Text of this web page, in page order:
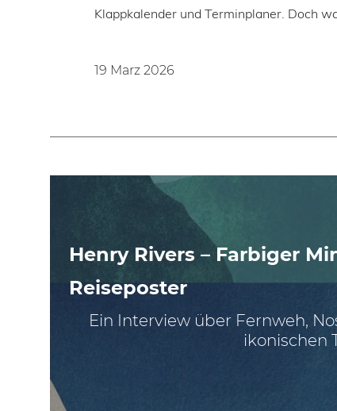
Klappkalender und Terminplaner. Doch
19 Marz 2026
Henry Rivers – Farbiger
Reiseposter
Ein Interview über Fernweh,
ikonischen